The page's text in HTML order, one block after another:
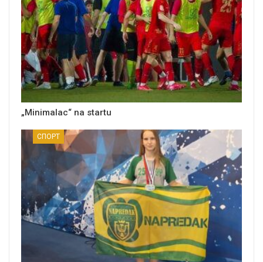
„Minimalac“ na startu
СПОРТ